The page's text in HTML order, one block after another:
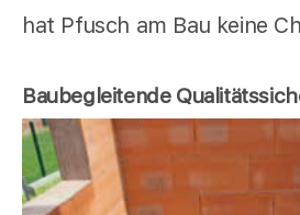
hat Pfusch am Bau keine
Baubegleitende